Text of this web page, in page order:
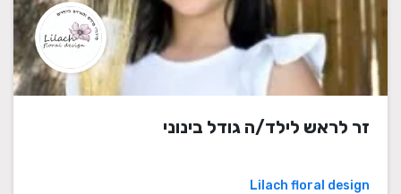
זר לראש לילד/ה גודל בינוני
Lilach floral design